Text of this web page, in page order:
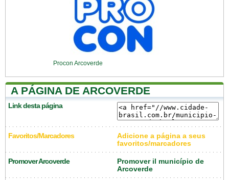
Procon Arcoverde
A PÁGINA DE ARCOVERDE
Link desta página
Favoritos/Marcadores
Adicione a página a seus
favoritos/marcadores
Promover Arcoverde
Promover il município de
Arcoverde